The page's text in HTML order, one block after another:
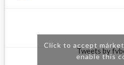
Tweets by
Click to accept
enable this